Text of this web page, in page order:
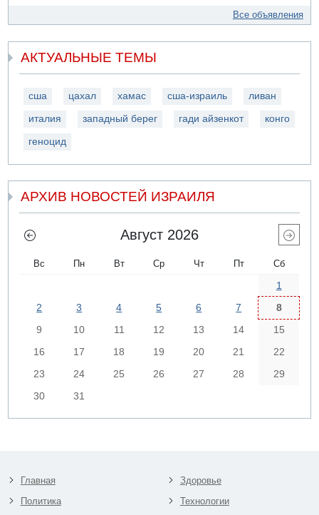
Все объявления
АКТУАЛЬНЫЕ ТЕМЫ
сша цахал хамас сша-израиль ливан
италия западный берег гади айзенкот конго
геноцид
АРХИВ НОВОСТЕЙ ИЗРАИЛЯ
Август 2026
Вс Пн Вт Ср Чт Пт Сб
1
2
3 4 5 6 7
8
9
10 11 12 13 14
15
16
17 18 19 20 21
22
23
24 25 26 27 28
29
30
31
Главная
Политика
Здоровье
Технологии